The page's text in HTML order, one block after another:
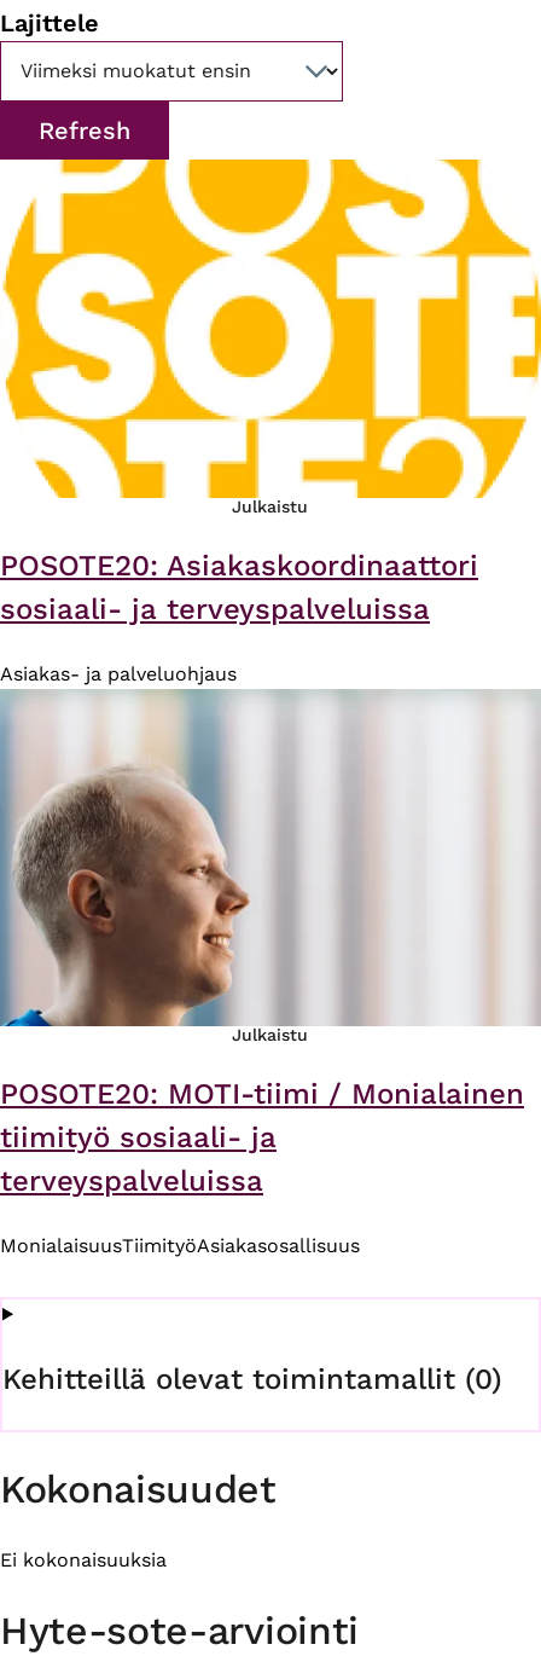
Lajittele
Julkaistu
POSOTE20: Asiakaskoordinaattori
sosiaali- ja terveyspalveluissa
Asiakas- ja palveluohjaus
Julkaistu
POSOTE20: MOTI-tiimi / Monialainen
tiimityö sosiaali- ja
terveyspalveluissa
MonialaisuusTiimityöAsiakasosallisuus
Kehitteillä olevat toimintamallit (0)
Kokonaisuudet
Ei kokonaisuuksia
Hyte-sote-arviointi